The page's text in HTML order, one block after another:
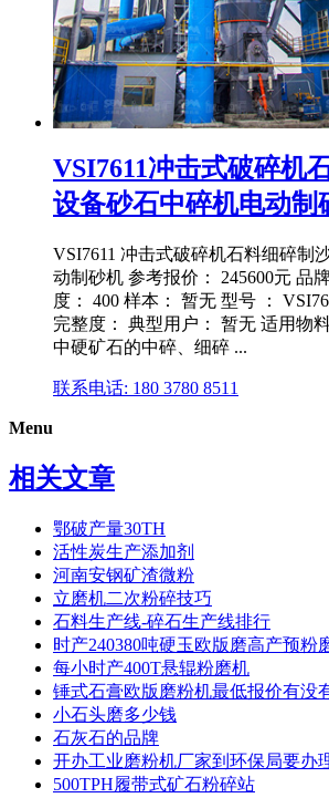
VSI7611冲击式破碎机
设备砂石中碎机电动制
VSI7611 冲击式破碎机石料细碎制
动制砂机 参考报价： 245600元 品
度： 400 样本： 暂无 型号 ：
完整度： 典型用户： 暂无 适用物
中硬矿石的中碎、细碎 ...
联系电话: 180 3780 8511
Menu
相关文章
鄂破产量30TH
活性炭生产添加剂
河南安钢矿渣微粉
立磨机二次粉碎技巧
石料生产线-碎石生产线排行
时产240380吨硬玉欧版磨高产预粉
每小时产400T悬辊粉磨机
锤式石膏欧版磨粉机最低报价有没
小石头磨多少钱
石灰石的品牌
开办工业磨粉机厂家到环保局要办
500TPH履带式矿石粉碎站